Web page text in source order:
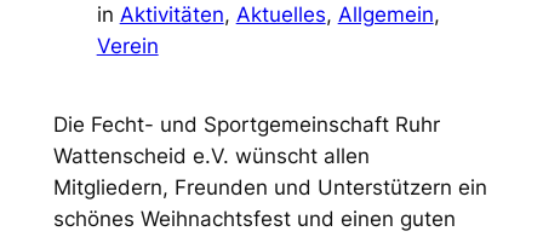
in Aktivitäten, Aktuelles, Allgemein
Verein
Die Fecht- und Sportgemeinschaft Ruhr
Wattenscheid e.V. wünscht allen
Mitgliedern, Freunden und Unterstützern ein
schönes Weihnachtsfest und einen guten